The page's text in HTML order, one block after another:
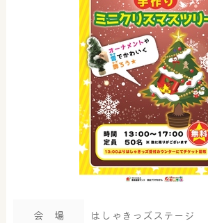
会 場 はしゃきっズステージ